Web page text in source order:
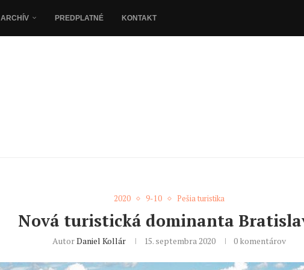
ARCHÍV PREDPLATNÉ KONTAKT
2020 9-10 Pešia turistika
Nová turistická dominanta
AutorDaniel Kollár 15. septembra 2020 0 komentárov